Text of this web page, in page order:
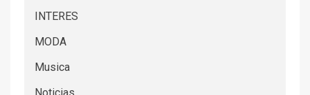
INTERES
MODA
Musica